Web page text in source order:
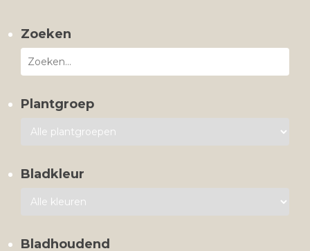
Zoeken
Plantgroep
Bladkleur
Bladhoudend